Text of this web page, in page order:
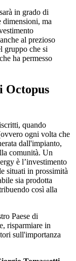
in grado di
dimensioni, ma
al prezioso
gruppo che si
ha permesso
Octopus
quando
ogni volta che
dall'impianto,
comunità. Un
è l’investimento
situati in prossimità
sia prodotta
così alla
Paese di
risparmiare in
sull'importanza